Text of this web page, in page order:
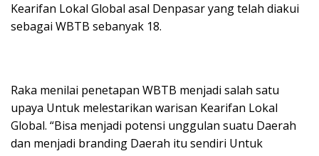
Kearifan Lokal Global asal Denpasar yang telah diakui
sebagai WBTB sebanyak 18.
Raka menilai penetapan WBTB menjadi salah satu
upaya Untuk melestarikan warisan Kearifan Lokal
Global. “Bisa menjadi potensi unggulan suatu Daerah
dan menjadi branding Daerah itu sendiri Untuk